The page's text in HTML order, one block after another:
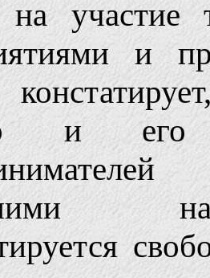
на участие
и
и его